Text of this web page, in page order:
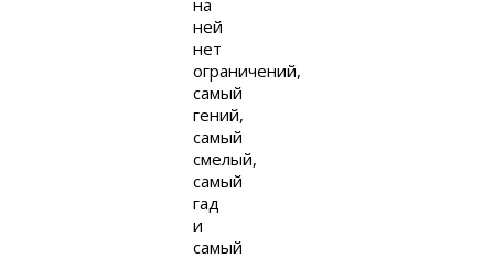
ней
нет
ограничений,
самый
гений,
самый
смелый,
самый
гад
и
самый